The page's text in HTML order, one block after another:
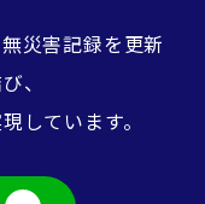
災害記録を更新
、
しています。